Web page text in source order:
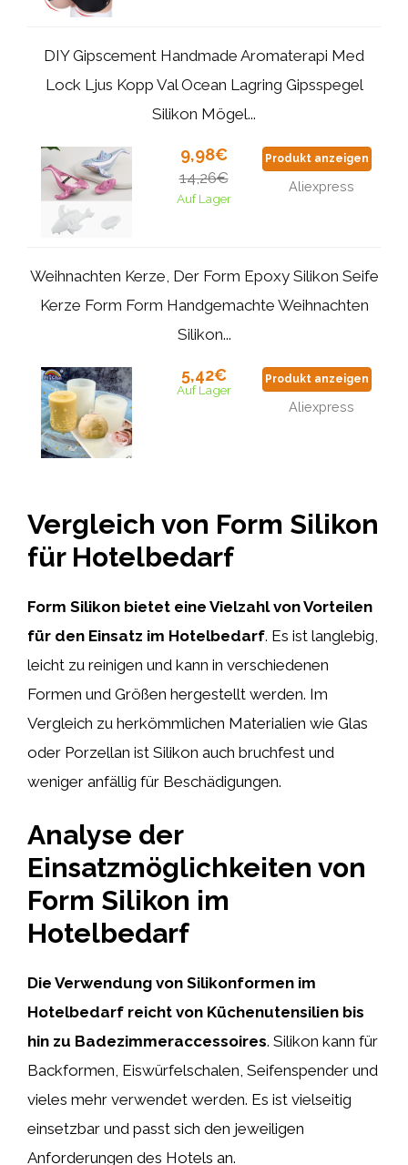
DIY Gipscement Handmade Aromaterapi Med
Lock Ljus Kopp Val Ocean Lagring Gipsspegel
Silikon Mögel...
9,98€
14,26€
Auf Lager
Produkt anzeigen
Aliexpress
Weihnachten Kerze, Der Form Epoxy Silikon Seife
Kerze Form Form Handgemachte Weihnachten
Silikon...
5,42€
Auf Lager
Produkt anzeigen
Aliexpress
Vergleich von Form Silikon
für Hotelbedarf
Form Silikon bietet eine Vielzahl von Vorteilen
für den Einsatz im Hotelbedarf. Es ist langlebig,
leicht zu reinigen und kann in verschiedenen
Formen und Größen hergestellt werden. Im
Vergleich zu herkömmlichen Materialien wie Glas
oder Porzellan ist Silikon auch bruchfest und
weniger anfällig für Beschädigungen.
Analyse der
Einsatzmöglichkeiten von
Form Silikon im
Hotelbedarf
Die Verwendung von Silikonformen im
Hotelbedarf reicht von Küchenutensilien bis
hin zu Badezimmeraccessoires. Silikon kann für
Backformen, Eiswürfelschalen, Seifenspender und
vieles mehr verwendet werden. Es ist vielseitig
einsetzbar und passt sich den jeweiligen
Anforderungen des Hotels an.